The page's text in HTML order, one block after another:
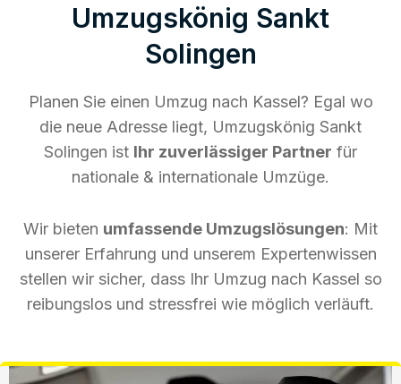
Umzugskönig Sankt
Solingen
Planen Sie einen Umzug nach Kassel? Egal wo
die neue Adresse liegt, Umzugskönig Sankt
Solingen ist Ihr zuverlässiger Partner für
nationale & internationale Umzüge.
Wir bieten umfassende Umzugslösungen: Mit
unserer Erfahrung und unserem Expertenwissen
stellen wir sicher, dass Ihr Umzug nach Kassel so
reibungslos und stressfrei wie möglich verläuft.